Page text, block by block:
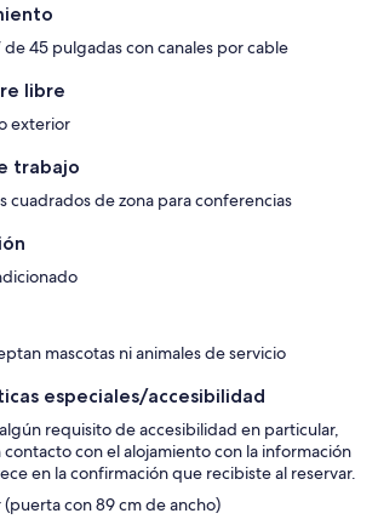
de 45 pulgadas con canales por cable
libre
exterior
trabajo
cuadrados de zona para conferencias
mascotas ni animales de servicio
especiales/accesibilidad
requisito de accesibilidad en particular,
con el alojamiento con la información
en la confirmación que recibiste al reservar.
(puerta con 89 cm de ancho)